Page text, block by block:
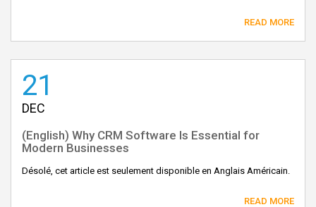
READ MORE
21
DEC
(English) Why CRM Software Is Essential for
Modern Businesses
Désolé, cet article est seulement disponible en Anglais Américain.
READ MORE